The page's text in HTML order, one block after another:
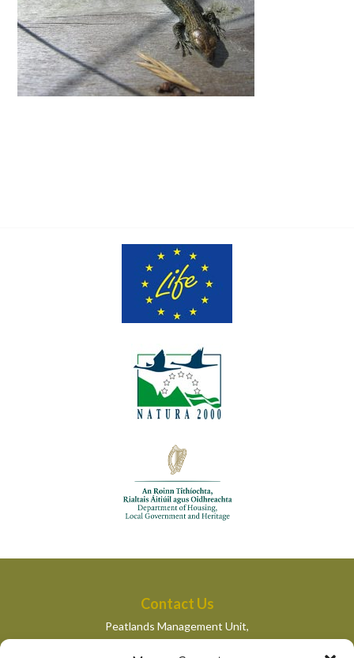
Contact Us
Peatlands Management Unit,
Department of Housing, Local Government and Heritage,